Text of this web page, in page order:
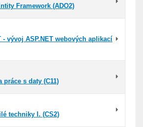
Framework (ADO2)
vývoj ASP.NET webových aplikací
práce s daty (C11)
techniky I. (CS2)